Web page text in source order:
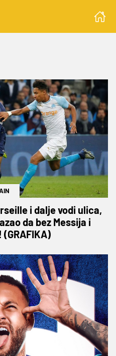
i dalje vodi ulica,
da bez Messija i